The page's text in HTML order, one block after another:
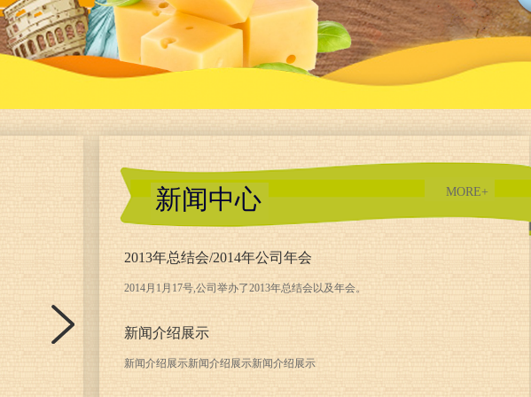
新闻中心 MORE+
2013年总结会/2014年公司年会
2014月1月17号,公司举办了2013年总结会以及年会。
新闻介绍展示
新闻介绍展示新闻介绍展示新闻介绍展示